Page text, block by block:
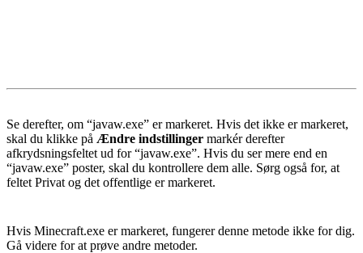
Se derefter, om “javaw.exe” er markeret. Hvis det ikke er markeret,
skal du klikke på Ændre indstillinger markér derefter
afkrydsningsfeltet ud for “javaw.exe”. Hvis du ser mere end en
“javaw.exe” poster, skal du kontrollere dem alle. Sørg også for, at
feltet Privat og det offentlige er markeret.
Hvis Minecraft.exe er markeret, fungerer denne metode ikke for dig.
Gå videre for at prøve andre metoder.